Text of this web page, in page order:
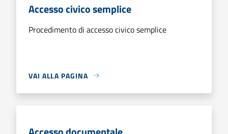
Accesso civico semplice
Procedimento di accesso civico semplice
VAI ALLA PAGINA